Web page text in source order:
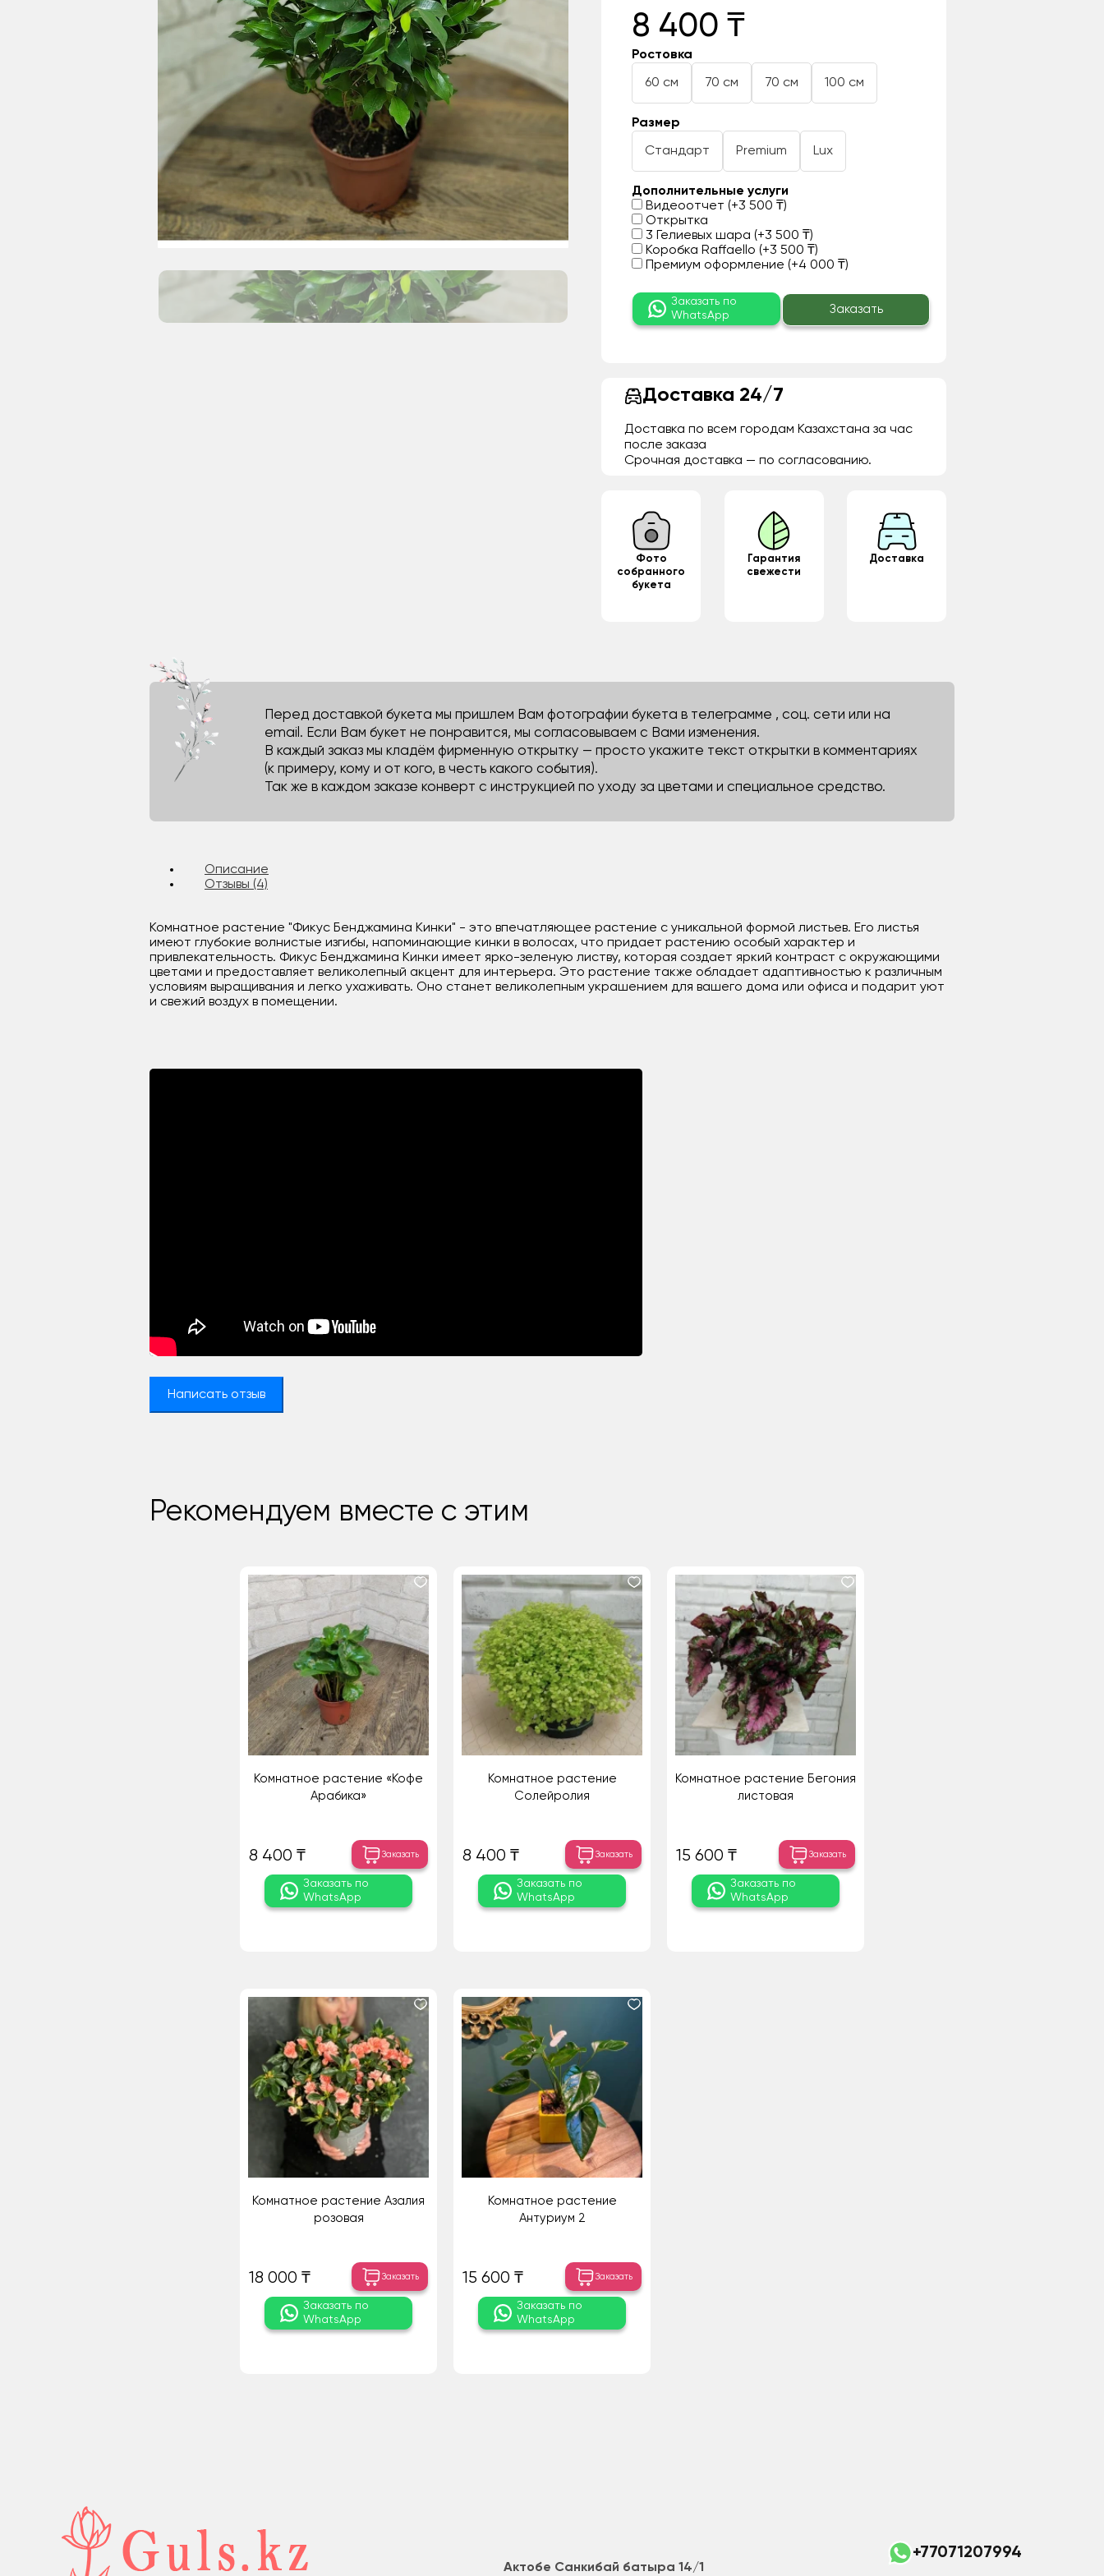
8 400 ₸
Ростовка
60 см 70 см 70 см 100 см
Размер
Стандарт Premium Lux
Дополнительные услуги
Видеоотчет (+3 500 ₸)
Открытка
3 Гелиевых шара (+3 500 ₸)
Коробка Raffaello (+3 500 ₸)
Премиум оформление (+4 000 ₸)
Заказать по
WhatsApp
Заказать
Доставка 24/7
Доставка по всем городам Казахстана за час
после заказа
Срочная доставка — по согласованию.
Фото
собранного
букета
Гарантия
свежести
Доставка
Перед доставкой букета мы пришлем Вам фотографии букета в телеграмме , соц. сети или на
email. Если Вам букет не понравится, мы согласовываем с Вами изменения.
В каждый заказ мы кладём фирменную открытку — просто укажите текст открытки в комментариях
(к примеру, кому и от кого, в честь какого события).
Так же в каждом заказе конверт с инструкцией по уходу за цветами и специальное средство.
Описание
Отзывы (4)
Комнатное растение "Фикус Бенджамина Кинки" - это впечатляющее растение с уникальной формой листьев. Его листья
имеют глубокие волнистые изгибы, напоминающие кинки в волосах, что придает растению особый характер и
привлекательность. Фикус Бенджамина Кинки имеет ярко-зеленую листву, которая создает яркий контраст с окружающими
цветами и предоставляет великолепный акцент для интерьера. Это растение также обладает адаптивностью к различным
условиям выращивания и легко ухаживать. Оно станет великолепным украшением для вашего дома или офиса и подарит уют
и свежий воздух в помещении.
Написать отзыв
Рекомендуем вместе с этим
Комнатное растение «Кофе
Арабика»
8 400 ₸ Заказать
Заказать по
WhatsApp
Комнатное растение
Солейролия
8 400 ₸ Заказать
Заказать по
WhatsApp
Комнатное растение Бегония
листовая
15 600 ₸ Заказать
Заказать по
WhatsApp
Комнатное растение Азалия
розовая
18 000 ₸ Заказать
Заказать по
WhatsApp
Комнатное растение
Антуриум 2
15 600 ₸ Заказать
Заказать по
WhatsApp
Актобе Санкибай батыра 14/1
+77071207994